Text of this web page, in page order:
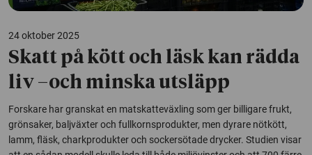
24 oktober 2025
Skatt på kött och läsk kan rädda
liv –och minska utsläpp
Forskare har granskat en matskatteväxling som ger billigare frukt,
grönsaker, baljväxter och fullkornsprodukter, men dyrare nötkött,
lamm, fläsk, charkprodukter och sockersötade drycker. Studien visar